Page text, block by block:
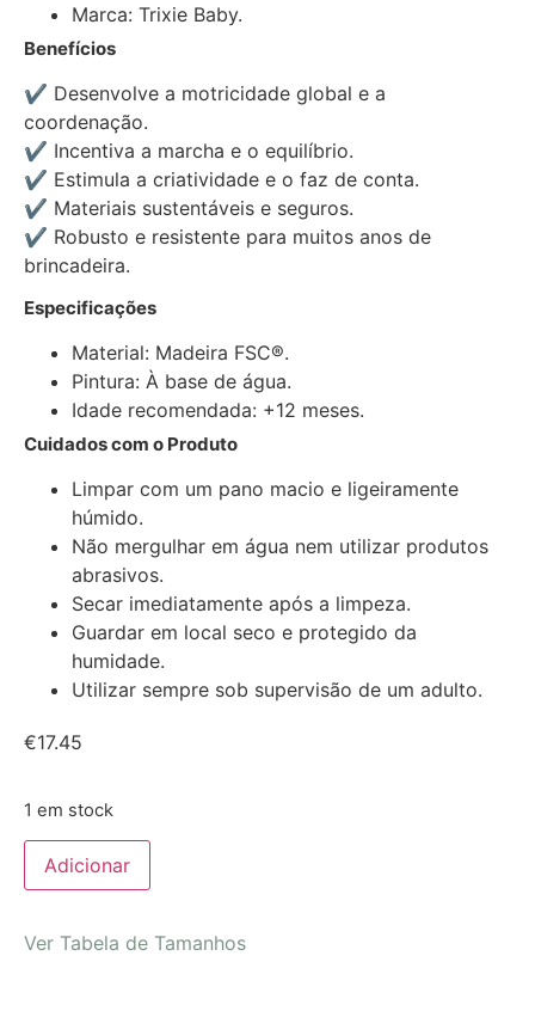
Marca: Trixie Baby.
Benefícios
✔ Desenvolve a motricidade global e a
coordenação.
✔ Incentiva a marcha e o equilíbrio.
✔ Estimula a criatividade e o faz de conta.
✔ Materiais sustentáveis e seguros.
✔ Robusto e resistente para muitos anos de
brincadeira.
Especificações
Material: Madeira FSC®.
Pintura: À base de água.
Idade recomendada: +12 meses.
Cuidados com o Produto
Limpar com um pano macio e ligeiramente
húmido.
Não mergulhar em água nem utilizar produtos
abrasivos.
Secar imediatamente após a limpeza.
Guardar em local seco e protegido da
humidade.
Utilizar sempre sob supervisão de um adulto.
€17.45
1 em stock
Adicionar
Ver Tabela de Tamanhos